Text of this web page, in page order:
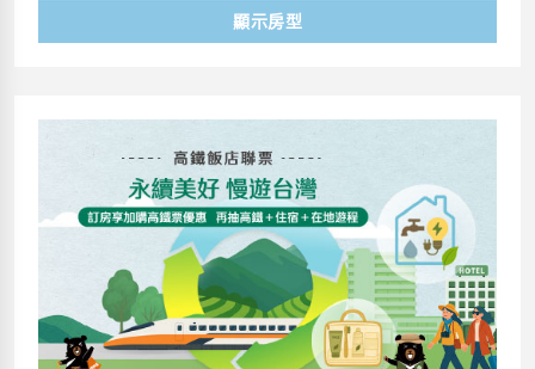
顯示房型